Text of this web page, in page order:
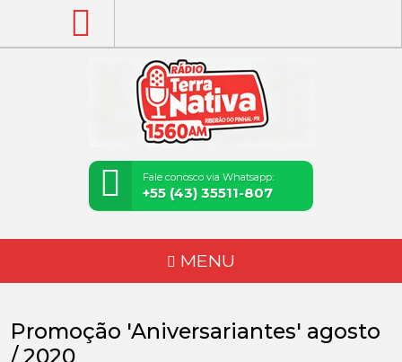
Fale conosco via Whatsapp:
+55 (43) 35511-807
MENU
Promoção 'Aniversariantes' agosto
/ 2020